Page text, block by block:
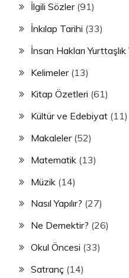
İlgili Sözler(91)
İnkılap Tarihi (33)
İnsan Hakları
Kelimeler(13)
Kitap Özetleri (61)
Kültür ve Edebiyat (11)
Makaleler(52)
Matematik (13)
Müzik (14)
Nasıl Yapılır? (27)
Ne Demektir? (26)
Okul Öncesi (33)
Satranç (14)